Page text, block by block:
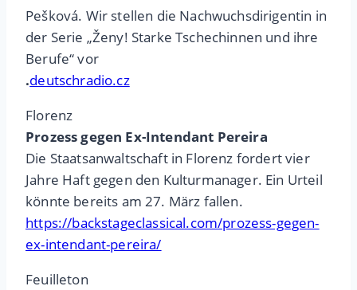
Pešková. Wir stellen die Nachwuchsdirigentin in
der Serie „Ženy! Starke Tschechinnen und ihre
Berufe“ vor
.deutschradio.cz
Florenz
Prozess gegen Ex-Intendant Pereira
Die Staatsanwaltschaft in Florenz fordert vier
Jahre Haft gegen den Kulturmanager. Ein Urteil
könnte bereits am 27. März fallen.
https://backstageclassical.com/prozess-gegen-
ex-intendant-pereira/
Feuilleton